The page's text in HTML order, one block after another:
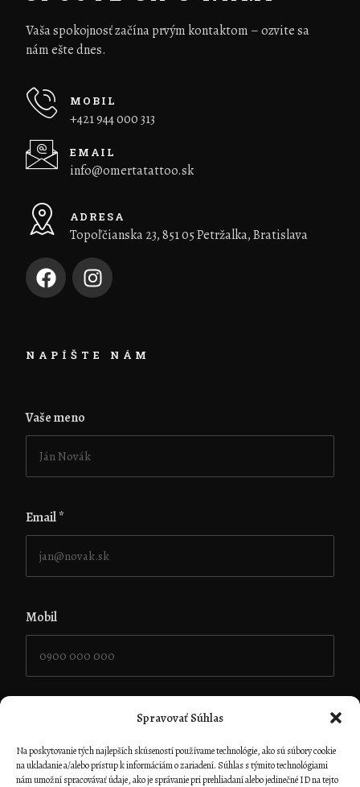
Spravovať Súhlas
Na poskytovanie tých najlepších skúseností používame technológie, ako sú súbory cookie
na ukladanie a/alebo prístup k informáciám o zariadení. Súhlas s týmito technológiami
nám umožní spracovávať údaje, ako je správanie pri prehliadaní alebo jedinečné ID na tejto
Vaša spokojnosť začína prvým kontaktom – ozvite sa
nám ešte dnes.
MOBIL
+421 944 000 313
EMAIL
info@omertatattoo.sk
ADRESA
Topoľčianska 23, 851 05 Petržalka, Bratislava
NAPÍŠTE NÁM
Vaše meno
Email*
Mobil